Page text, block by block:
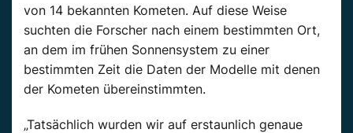
von 14 bekannten Kometen. Auf diese Weise
suchten die Forscher nach einem bestimmten Ort,
an dem im frühen Sonnensystem zu einer
bestimmten Zeit die Daten der Modelle mit denen
der Kometen übereinstimmten.
„Tatsächlich wurden wir auf erstaunlich genaue